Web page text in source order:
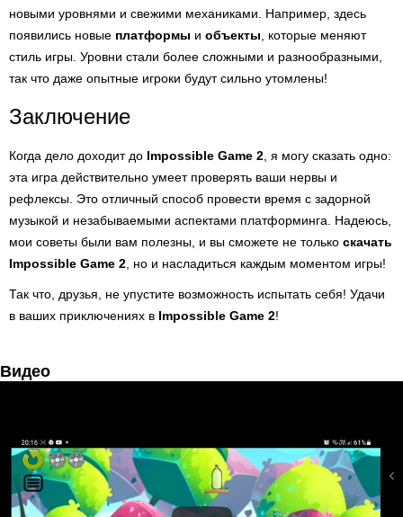
новыми уровнями и свежими механиками. Например, здесь
появились новые платформы и объекты , которые меняют
стиль игры. Уровни стали более сложными и разнообразными,
так что даже опытные игроки будут сильно утомлены!
Заключение
Когда дело доходит до Impossible Game 2 , я могу сказать одно:
эта игра действительно умеет проверять ваши нервы и
рефлексы. Это отличный способ провести время с задорной
музыкой и незабываемыми аспектами платформинга. Надеюсь,
мои советы были вам полезны, и вы сможете не только скачать
Impossible Game 2 , но и насладиться каждым моментом игры!
Так что, друзья, не упустите возможность испытать себя! Удачи
в ваших приключениях в Impossible Game 2!
Видео